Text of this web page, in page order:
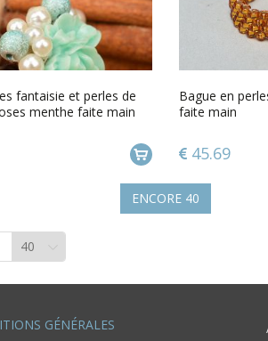
fantaisie et perles de
menthe faite main
Bague en
faite main
45.69
ENCORE 40
GÉNÉRALES